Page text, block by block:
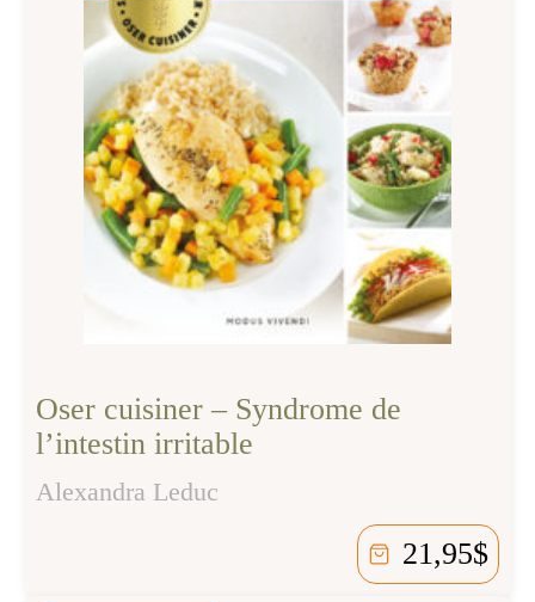
Oser cuisiner – Syndrome de
l’intestin irritable
Alexandra Leduc
21,95$